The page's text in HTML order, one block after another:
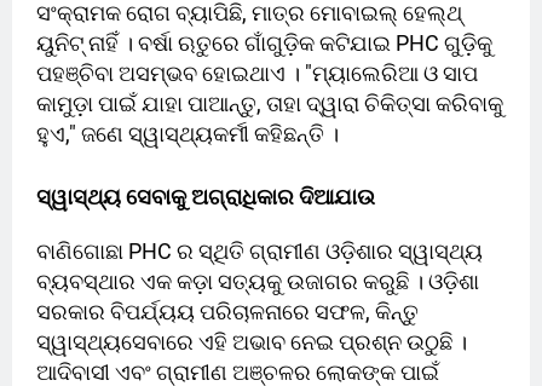
ସଂକ୍ରାମକ ରୋଗ ବ୍ୟାପିଛି, ମାତ୍ର ମୋବାଇଲ୍ ହେଲ୍ଥ୍
ୟୁନିଟ୍ ନାହିଁ । ବର୍ଷା ଋତୁରେ ଗାଁଗୁଡ଼ିକ କଟିଯାଇ PHC ଗୁଡ଼ିକୁ
ପହଞ୍ଚିବା ଅସମ୍ଭବ ହୋଇଥାଏ । "ମ୍ୟାଲେରିଆ ଓ ସାପ
କାମୁଡ଼ା ପାଇଁ ଯାହା ପାଆନ୍ତୁ, ତାହା ଦ୍ୱାରା ଚିକିତ୍ସା କରିବାକୁ
ହୁଏ," ଜଣେ ସ୍ୱାସ୍ଥ୍ୟକର୍ମୀ କହିଛନ୍ତି ।
ସ୍ୱାସ୍ଥ୍ୟ ସେବାକୁ ଅଗ୍ରାଧିକାର ଦିଆଯାଉ
ବାଣିଗୋଛା PHC ର ସ୍ଥିତି ଗ୍ରାମୀଣ ଓଡ଼ିଶାର ସ୍ୱାସ୍ଥ୍ୟ
ବ୍ୟବସ୍ଥାର ଏକ କଡ଼ା ସତ୍ୟକୁ ଉଜାଗର କରୁଛି । ଓଡ଼ିଶା
ସରକାର ବିପର୍ଯ୍ୟୟ ପରିଚାଳନାରେ ସଫଳ, କିନ୍ତୁ
ସ୍ୱାସ୍ଥ୍ୟସେବାରେ ଏହି ଅଭାବ ନେଇ ପ୍ରଶ୍ନ ଉଠୁଛି ।
ଆଦିବାସୀ ଏବଂ ଗ୍ରାମୀଣ ଅଞ୍ଚଳର ଲୋକଙ୍କ ପାଇଁ